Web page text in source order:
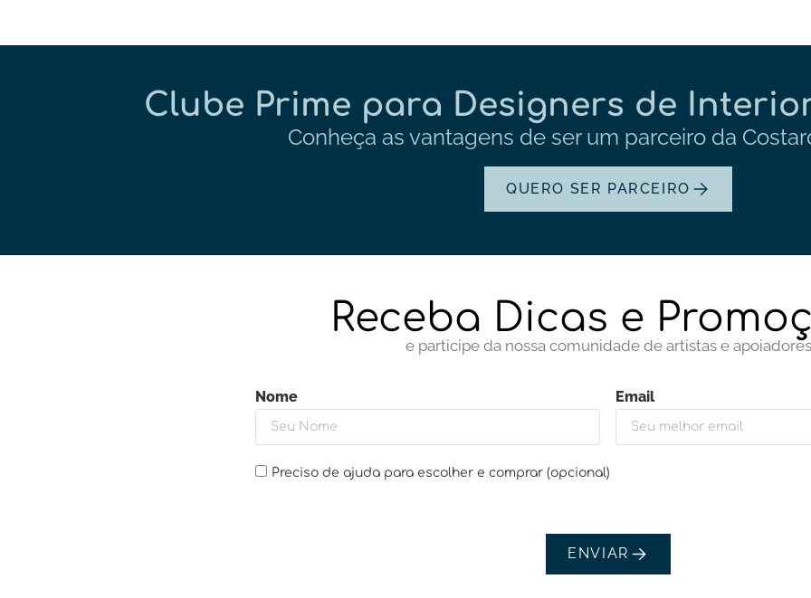
Clube Prime para Designers de
Conheça as vantagens de ser um parceiro da
QUERO SER PARCEIRO
Receba Dicas e
e participe da nossa comunidade de artistas e apoiadores
Nome Email
Preciso de ajuda para escolher e comprar (opcional)
ENVIAR